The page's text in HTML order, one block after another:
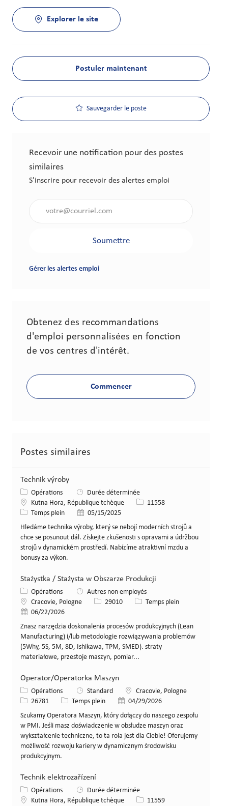
Explorer le site
Postuler maintenant
Sauvegarder le poste
Recevoir une notification pour des postes
similaires
S'inscrire pour recevoir des alertes emploi
Soumettre
Gérer les alertes emploi
Obtenez des recommandations
d'emploi personnalisées en fonction
de vos centres d'intérêt.
Commencer
Postes similaires
Technik výroby
Catégorie
Opérations
Durée déterminée
Lieu Kutna Hora, République tchèque Identifiant de poste
11558
Type de poste
Temps plein Date de publication
05/15/2025
Hledáme technika výroby, který se nebojí moderních strojů a
chce se posunout dál. Získejte zkušenosti s opravami a údržbou
strojů v dynamickém prostředí. Nabízíme atraktivní mzdu a
bonusy za výkon.
Stażystka / Stażysta w Obszarze Produkcji
Catégorie
Opérations
Autres non employés
LieuCracovie, Pologne Identifiant de poste
29010 Type de poste
Temps plein
Date de publication
06/22/2026
Znasz narzędzia doskonalenia procesów produkcyjnych (Lean
Manufacturing) i/lub metodologie rozwiązywania problemów
(5Why, 5S, 5M, 8D, Ishikawa, TPM, SMED). straty
materiałowe, przestoje maszyn, pomiar...
Operator/Operatorka Maszyn
Catégorie
Opérations Standard LieuCracovie, Pologne
Identifiant de poste
26781 Type de poste
Temps plein Date de publication
04/29/2026
Szukamy Operatora Maszyn, który dołączy do naszego zespołu
w PMI. Jeśli masz doświadczenie w obsłudze maszyn oraz
wykształcenie techniczne, to ta rola jest dla Ciebie! Oferujemy
możliwość rozwoju kariery w dynamicznym środowisku
produkcyjnym.
Technik elektrozařízení
Catégorie
Opérations
Durée déterminée
Lieu Kutna Hora, République tchèque Identifiant de poste
11559